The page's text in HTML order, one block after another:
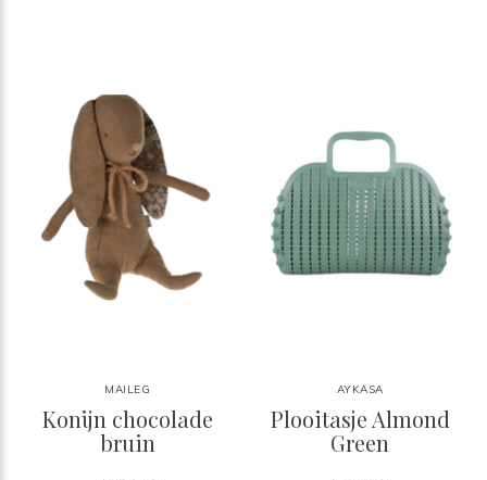
MAILEG
Konijn chocolade
bruin
AYKASA
Plooitasje Almond
Green